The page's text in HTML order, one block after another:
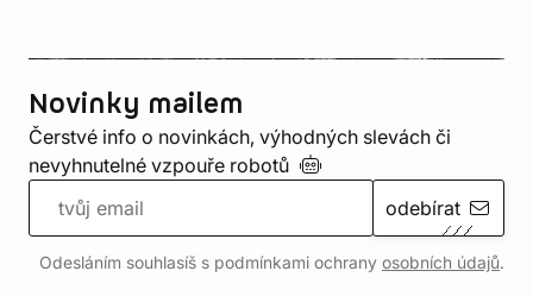
Novinky mailem
Čerstvé info o novinkách, výhodných slevách či
nevyhnutelné vzpouře robotů
odebírat
Odesláním souhlasíš s podmínkami ochrany osobních údajů.